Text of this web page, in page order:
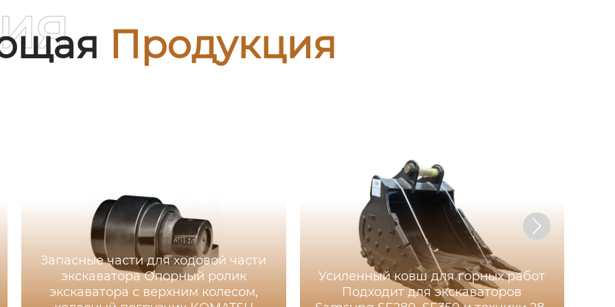
Продукция
Запасные части для ходовой части
экскаватора Опорный ролик
экскаватора с верхним колесом,
Усиленный ковш для горных работ
Подходит для экскаваторов